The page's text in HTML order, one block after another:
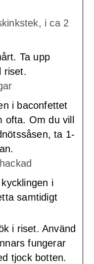
i ca 2
Ta upp
riset.
i baconfettet
ofta. Om du vill
ta 1-
i
samtidigt
i riset. Använd
fungerar
tjock botten.